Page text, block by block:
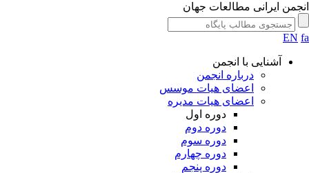
ایرانی مطالعات جهان
EN
آشنایی با انجمن
درباره انجمن
اعضای هیات موسس
اعضای هیات مدیره
دوره اول
دوره دوم
دوره سوم
دوره چهارم
دوره پنجم